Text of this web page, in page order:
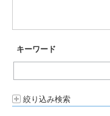
キーワード
絞り込み検索